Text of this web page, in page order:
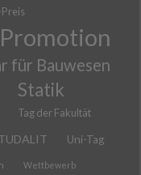
Promotion
für Bauwesen
Statik
Tag der Fakultät
Uni-Tag
Wettbewerb